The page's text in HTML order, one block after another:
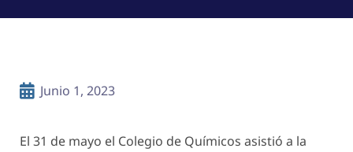
Junio 1, 2023
El 31 de mayo el Colegio de Químicos asistió a la